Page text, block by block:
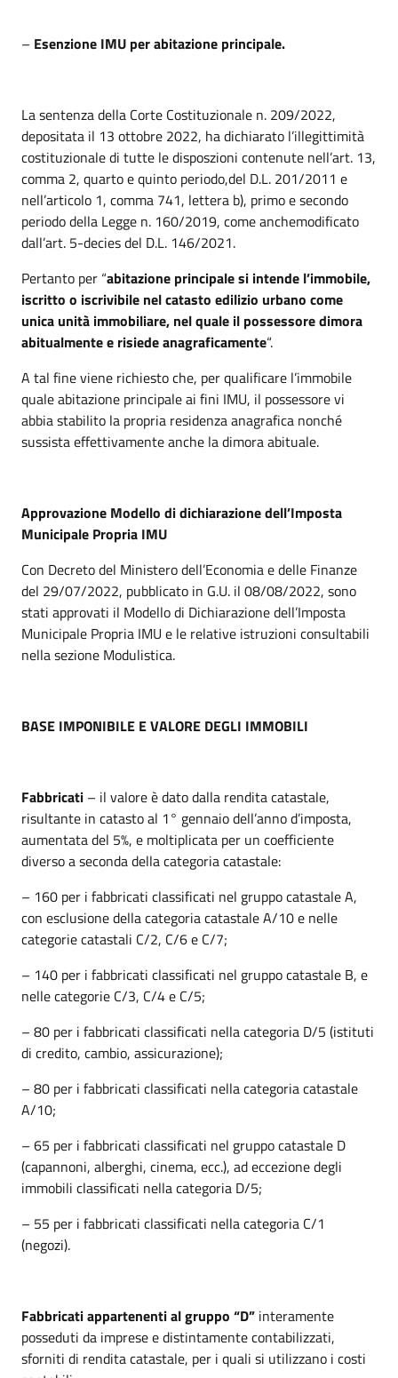
– Esenzione IMU per abitazione principale.
La sentenza della Corte Costituzionale n. 209/2022,
depositata il 13 ottobre 2022, ha dichiarato l’illegittimità
costituzionale di tutte le disposzioni contenute nell’art. 13,
comma 2, quarto e quinto periodo,del D.L. 201/2011 e
nell’articolo 1, comma 741, lettera b), primo e secondo
periodo della Legge n. 160/2019, come anchemodificato
dall’art. 5-decies del D.L. 146/2021.
Pertanto per “abitazione principale si intende l’immobile,
iscritto o iscrivibile nel catasto edilizio urbano come
unica unità immobiliare, nel quale il possessore dimora
abitualmente e risiede anagraficamente“.
A tal fine viene richiesto che, per qualificare l’immobile
quale abitazione principale ai fini IMU, il possessore vi
abbia stabilito la propria residenza anagrafica nonché
sussista effettivamente anche la dimora abituale.
Approvazione Modello di dichiarazione dell’Imposta
Municipale Propria IMU
Con Decreto del Ministero dell’Economia e delle Finanze
del 29/07/2022, pubblicato in G.U. il 08/08/2022, sono
stati approvati il Modello di Dichiarazione dell’Imposta
Municipale Propria IMU e le relative istruzioni consultabili
nella sezione Modulistica.
BASE IMPONIBILE E VALORE DEGLI IMMOBILI
Fabbricati – il valore è dato dalla rendita catastale,
risultante in catasto al 1° gennaio dell’anno d’imposta,
aumentata del 5%, e moltiplicata per un coefficiente
diverso a seconda della categoria catastale:
– 160 per i fabbricati classificati nel gruppo catastale A,
con esclusione della categoria catastale A/10 e nelle
categorie catastali C/2, C/6 e C/7;
– 140 per i fabbricati classificati nel gruppo catastale B, e
nelle categorie C/3, C/4 e C/5;
– 80 per i fabbricati classificati nella categoria D/5 (istituti
di credito, cambio, assicurazione);
– 80 per i fabbricati classificati nella categoria catastale
A/10;
– 65 per i fabbricati classificati nel gruppo catastale D
(capannoni, alberghi, cinema, ecc.), ad eccezione degli
immobili classificati nella categoria D/5;
– 55 per i fabbricati classificati nella categoria C/1
(negozi).
Fabbricati appartenenti al gruppo “D” interamente
posseduti da imprese e distintamente contabilizzati,
sforniti di rendita catastale, per i quali si utilizzano i costi